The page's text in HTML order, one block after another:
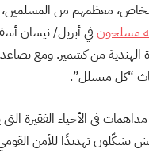
معظمهم من
مسلحون
الهندية من كشمير. ومع تصاعد
“كل متسلل”.
في الأحياء الفقيرة
يشكّلون تهديدًا للأمن